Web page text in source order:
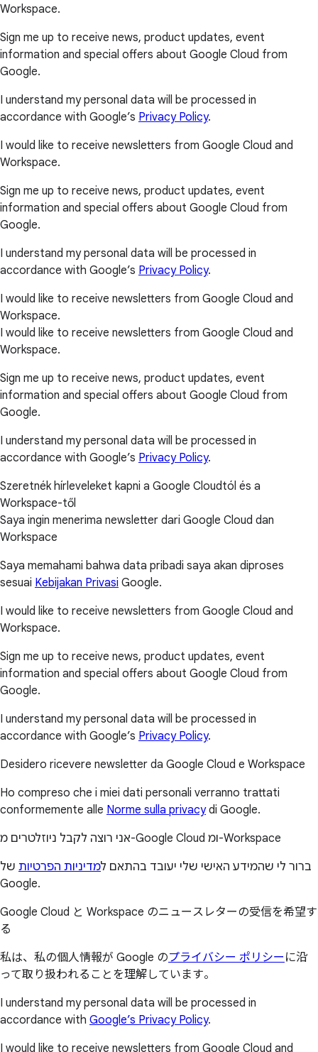
Workspace.
Sign me up to receive news, product updates, event
information and special offers about Google Cloud from
Google.
I understand my personal data will be processed in
accordance with Google’s Privacy Policy.
I would like to receive newsletters from Google Cloud and
Workspace.
Sign me up to receive news, product updates, event
information and special offers about Google Cloud from
Google.
I understand my personal data will be processed in
accordance with Google’s Privacy Policy.
I would like to receive newsletters from Google Cloud and
Workspace.
I would like to receive newsletters from Google Cloud and
Workspace.
Sign me up to receive news, product updates, event
information and special offers about Google Cloud from
Google.
I understand my personal data will be processed in
accordance with Google’s Privacy Policy.
Szeretnék hírleveleket kapni a Google Cloudtól és a
Workspace-től
Saya ingin menerima newsletter dari Google Cloud dan
Workspace
Saya memahami bahwa data pribadi saya akan diproses
sesuai Kebijakan Privasi Google.
I would like to receive newsletters from Google Cloud and
Workspace.
Sign me up to receive news, product updates, event
information and special offers about Google Cloud from
Google.
I understand my personal data will be processed in
accordance with Google’s Privacy Policy.
Desidero ricevere newsletter da Google Cloud e Workspace
Ho compreso che i miei dati personali verranno trattati
conformemente alle Norme sulla privacydi Google.
אני רוצה לקבל ניוזלטרים מ-Google Cloud ומ-Workspace
ברור לי שהמידע האישי שלי יעובד בהתאם למדיניות הפרטיות של
Google.
Google Cloud と Workspace のニュースレターの受信を希望す
る
私は、私の個人情報が Google のプライバシー ポリシー に沿
って取り扱われることを理解しています。
I understand my personal data will be processed in
accordance with Google’s Privacy Policy.
I would like to receive newsletters from Google Cloud and